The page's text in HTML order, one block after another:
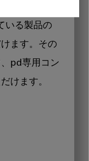
いる製品の
ます。その
pd専用コン
けます。